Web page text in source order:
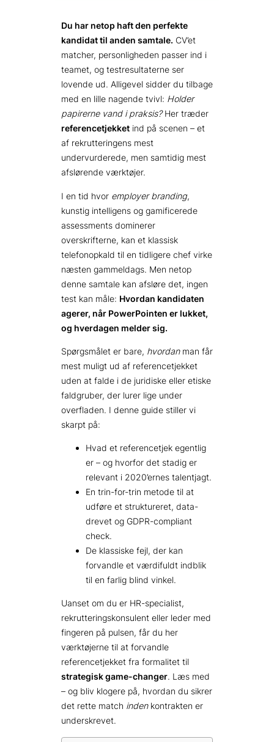
Du har netop haft den perfekte
kandidat til anden samtale. CV’et
matcher, personligheden passer ind i
teamet, og testresultaterne ser
lovende ud. Alligevel sidder du tilbage
med en lille nagende tvivl: Holder
papirerne vand i praksis?Her træder
referencetjekket ind på scenen – et
af rekrutteringens mest
undervurderede, men samtidig mest
afslørende værktøjer.
I en tid hvor employer branding,
kunstig intelligens og gamificerede
assessments dominerer
overskrifterne, kan et klassisk
telefonopkald til en tidligere chef virke
næsten gammeldags. Men netop
denne samtale kan afsløre det, ingen
test kan måle: Hvordan kandidaten
agerer, når PowerPointen er lukket,
og hverdagen melder sig.
Spørgsmålet er bare, hvordanman får
mest muligt ud af referencetjekket
uden at falde i de juridiske eller etiske
faldgruber, der lurer lige under
overfladen. I denne guide stiller vi
skarpt på:
Hvad et referencetjek egentlig
er – og hvorfor det stadig er
relevant i 2020’ernes talentjagt.
En trin-for-trin metode til at
udføre et struktureret, data-
drevet og GDPR-compliant
check.
De klassiske fejl, der kan
forvandle et værdifuldt indblik
til en farlig blind vinkel.
Uanset om du er HR-specialist,
rekrutteringskonsulent eller leder med
fingeren på pulsen, får du her
værktøjerne til at forvandle
referencetjekket fra formalitet til
strategisk game-changer. Læs med
– og bliv klogere på, hvordan du sikrer
det rette match indenkontrakten er
underskrevet.